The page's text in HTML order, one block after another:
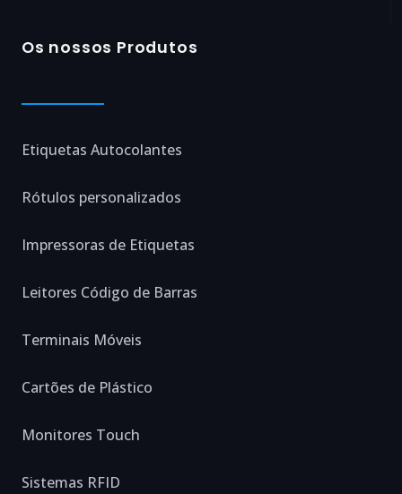
Os nossos Produtos
Etiquetas Autocolantes
Rótulos personalizados
Impressoras de Etiquetas
Leitores Código de Barras
Terminais Móveis
Cartões de Plástico
Monitores Touch
Sistemas RFID